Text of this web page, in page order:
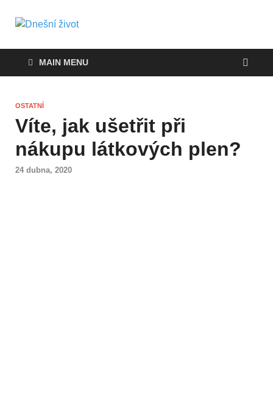
Dnešní život
současnosti
MAIN MENU
OSTATNÍ
Víte, jak ušetřit při
nákupu látkových plen?
24 dubna, 2020